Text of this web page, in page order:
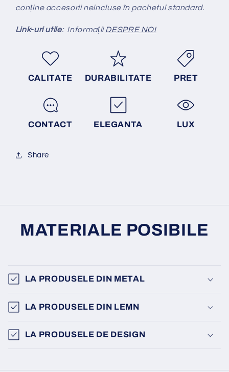
conține accesorii neincluse în pachetul standard.
Link-uri utile: InformațiiDESPRE NOI
CALITATE DURABILITATE PRET
CONTACT ELEGANTA LUX
Share
MATERIALE POSIBILE
LA PRODUSELE DIN METAL
LA PRODUSELE DIN LEMN
LA PRODUSELE DE DESIGN